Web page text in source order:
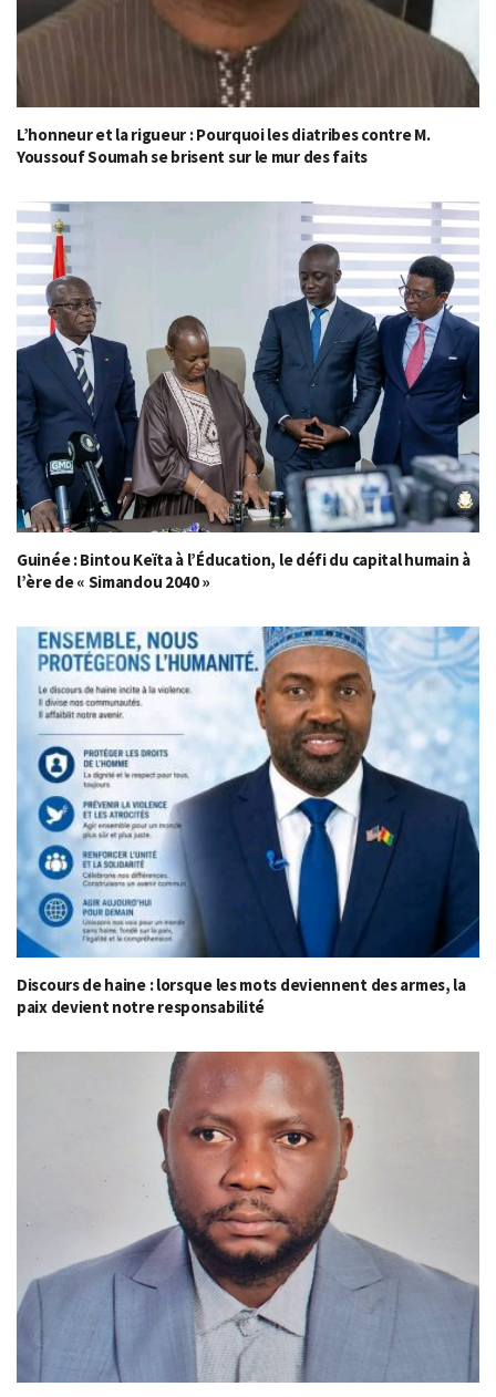
L’honneur et la rigueur : Pourquoi les diatribes contre M.
Youssouf Soumah se brisent sur le mur des faits
Guinée : Bintou Keïta à l’Éducation, le défi du capital humain à
l’ère de « Simandou 2040 »
Discours de haine : lorsque les mots deviennent des armes, la
paix devient notre responsabilité